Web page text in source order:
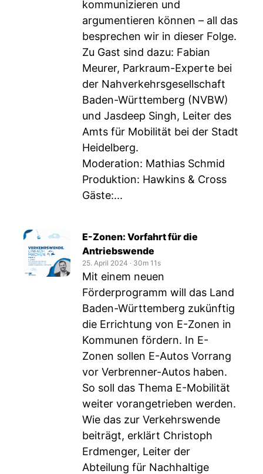
kommunizieren und
argumentieren können – all das
besprechen wir in dieser Folge.
Zu Gast sind dazu: Fabian
Meurer, Parkraum-Experte bei
der Nahverkehrsgesellschaft
Baden-Württemberg (NVBW)
und Jasdeep Singh, Leiter des
Amts für Mobilität bei der Stadt
Heidelberg.
Moderation: Mathias Schmid
Produktion: Hawkins & Cross
Gäste:...
E-Zonen: Vorfahrt für die
Antriebswende
25. April 2024 ‧ 30m 11s
Mit einem neuen
Förderprogramm will das Land
Baden-Württemberg zukünftig
die Errichtung von E-Zonen in
Kommunen fördern. In E-
Zonen sollen E-Autos Vorrang
vor Verbrenner-Autos haben.
So soll das Thema E-Mobilität
weiter vorangetrieben werden.
Wie das zur Verkehrswende
beiträgt, erklärt Christoph
Erdmenger, Leiter der
Abteilung für Nachhaltige